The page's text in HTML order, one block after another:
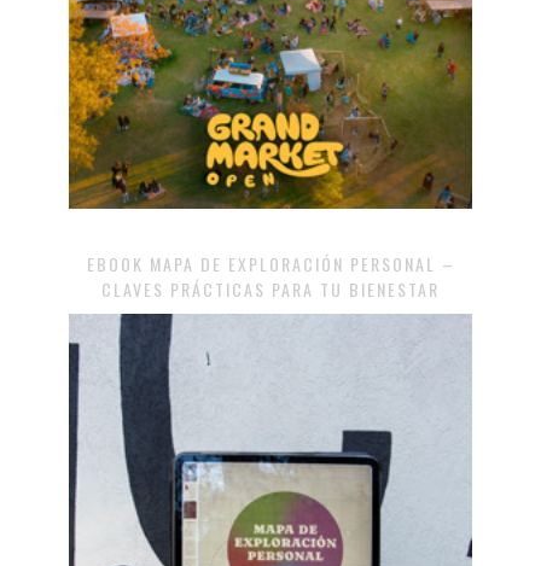
EBOOK MAPA DE EXPLORACIÓN PERSONAL –
CLAVES PRÁCTICAS PARA TU BIENESTAR